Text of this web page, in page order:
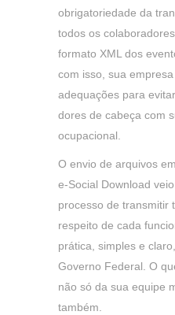
obrigatoriedade da
todos os
formato XML dos
com isso, sua
adequações para
dores de cabeça com
ocupacional.
O envio de arquivos
e-Social Download
processo de transmitir
respeito de cada
prática, simples e
Governo Federal. O
não só da sua equipe
também.